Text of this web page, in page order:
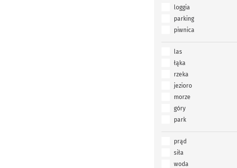
loggia
parking
piwnica
las
łąka
rzeka
jezioro
morze
góry
park
prąd
siła
woda